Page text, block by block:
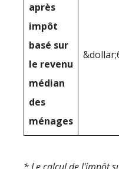
après
impôt
basé sur
le revenu
médian
des
ménages